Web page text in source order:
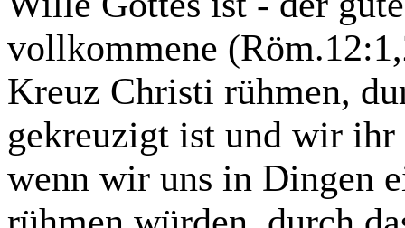
vollkommene
Kreuz Christi rühmen,
gekreuzigt ist und wir
wenn wir uns in Dingen